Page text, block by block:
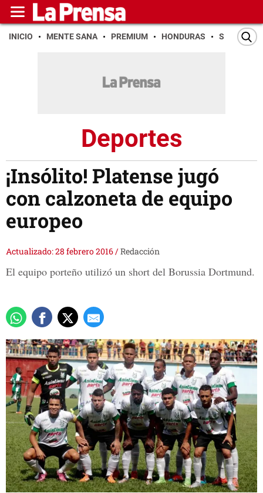
INICIO MENTE SANA PREMIUM HONDURAS SAN PEDRO
Deportes
¡Insólito! Platense jugó
con calzoneta de equipo
europeo
Actualizado: 28 febrero 2016/Redacción
El equipo porteño utilizó un short del Borussia Dortmund.